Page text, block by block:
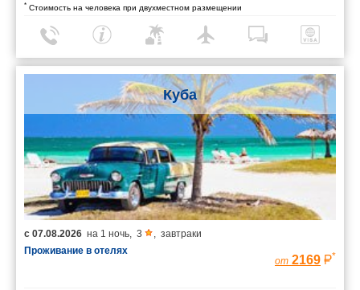
* Стоимость на человека при двухместном размещении
Куба
с 07.08.2026 на 1 ночь 3
завтраки
Проживание в отелях
от 2169 *